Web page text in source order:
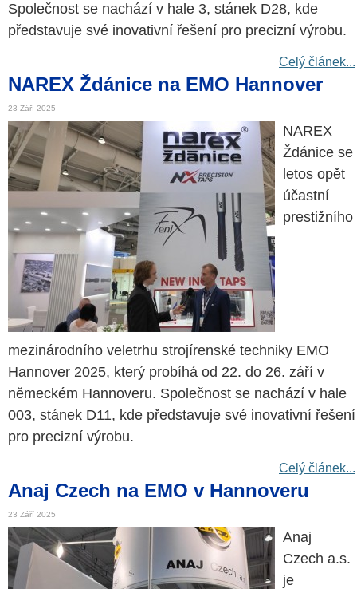
Společnost se nachází v hale 3, stánek D28, kde
představuje své inovativní řešení pro precizní výrobu.
Celý článek...
NAREX Ždánice na EMO Hannover
23 Září 2025
NAREX
Ždánice se
letos opět
účastní
prestižního
mezinárodního veletrhu strojírenské techniky EMO
Hannover 2025, který probíhá od 22. do 26. září v
německém Hannoveru. Společnost se nachází v hale
003, stánek D11, kde představuje své inovativní řešení
pro precizní výrobu.
Celý článek...
Anaj Czech na EMO v Hannoveru
23 Září 2025
Anaj
Czech a.s.
je